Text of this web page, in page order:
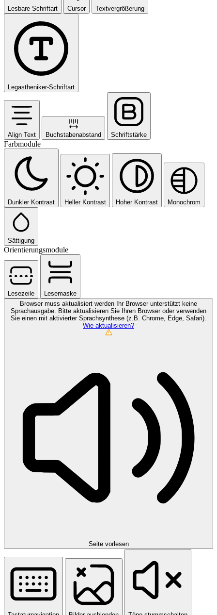
Lesbare Schriftart Cursor Textvergrößerung
Legastheniker-Schriftart
Align Text Buchstabenabstand Schriftstärke
Farbmodule
Dunkler Kontrast Heller Kontrast Hoher Kontrast Monochrom
Sättigung
Orientierungsmodule
Lesezeile
Lesemaske
Browser muss aktualisiert werden
Ihr Browser unterstützt keine
Sprachausgabe. Bitte aktualisieren Sie Ihren Browser oder verwenden
Sie einen mit aktivierter Sprachsynthese (z.B. Chrome, Edge, Safari).
Wie aktualisieren?
Seite vorlesen